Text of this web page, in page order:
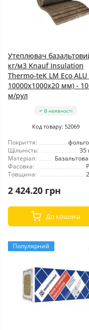
Утеплювач
кг/м3 Knauf Insulation
Thermo-teK LM Eco ALU
10000x1000x20 мм) -
м/рул
В наявності
Код товару: 52069
Покриття:
Щільність:
35
Матеріал:
Фасовка:
Товщина:
2 424.20 грн
До кошика
Популярний